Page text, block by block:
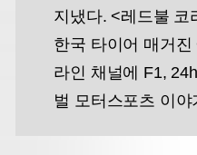
지냈다. <레드불 코
한국 타이어 매거진
라인 채널에 F1,
벌 모터스포츠 이